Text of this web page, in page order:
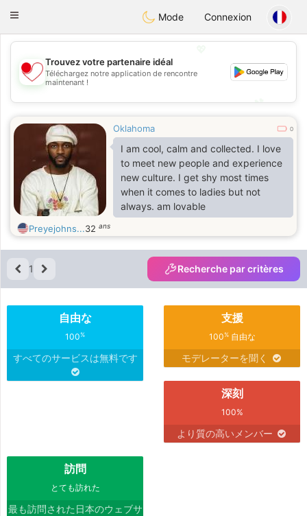
日本Chat
Toggle
Mode Connexion
💖
💕
Trouvez votre partenaire idéal
Téléchargez notre application de rencontre
maintenant !
Oklahoma 0
I am cool, calm and collected. I love
to meet new people and experience
new culture. I get shy most times
when it comes to ladies but not
always. am lovable
Preyejohns...32 ans
1 Recherche par critères
自由な
100%
すべてのサービスは無料です
支援
100%自由な
モデレーターを聞く
深刻
100%
より質の高いメンバー
訪問
とても訪れた
最も訪問された日本のウェブサ